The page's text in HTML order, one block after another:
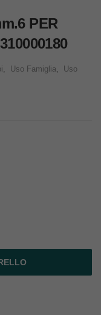
PER
, Uso Famiglia,
Uso